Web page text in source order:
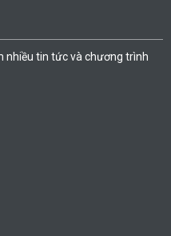
nhiều tin tức và chương trình